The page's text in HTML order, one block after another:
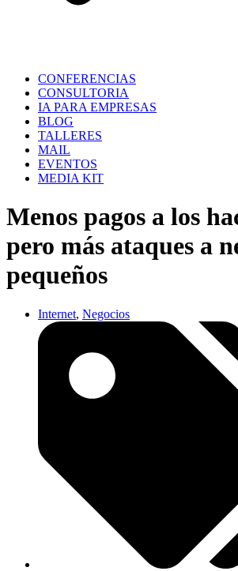
CONFERENCIAS
CONSULTORIA
IA PARA EMPRESAS
BLOG
TALLERES
MAIL
EVENTOS
MEDIA KIT
Menos pagos a los
pero más ataques a
pequeños
Internet, Negocios